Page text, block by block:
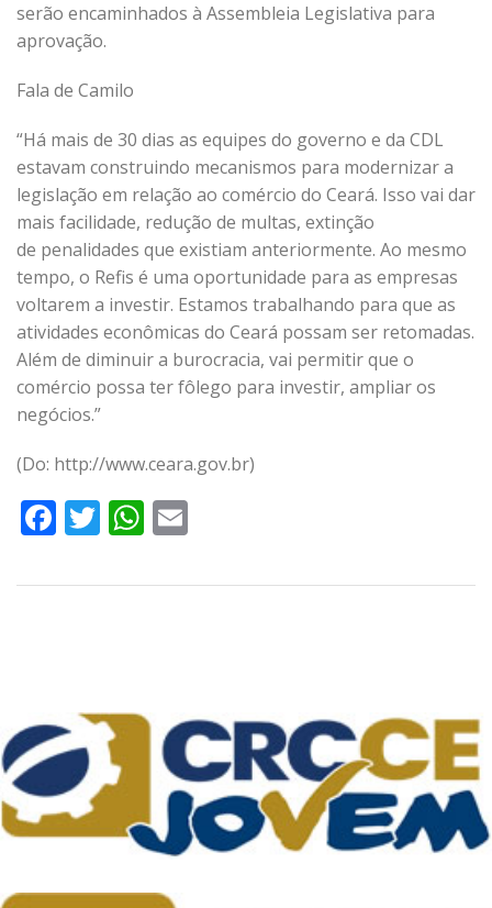
serão encaminhados à Assembleia Legislativa para
aprovação.
Fala de Camilo
“Há mais de 30 dias as equipes do governo e da CDL
estavam construindo mecanismos para modernizar a
legislação em relação ao comércio do Ceará. Isso vai dar
mais facilidade, redução de multas, extinção
de penalidades que existiam anteriormente. Ao mesmo
tempo, o Refis é uma oportunidade para as empresas
voltarem a investir. Estamos trabalhando para que as
atividades econômicas do Ceará possam ser retomadas.
Além de diminuir a burocracia, vai permitir que o
comércio possa ter fôlego para investir, ampliar os
negócios.”
(Do: http://www.ceara.gov.br)
Facebook
TwitterWhatsApp